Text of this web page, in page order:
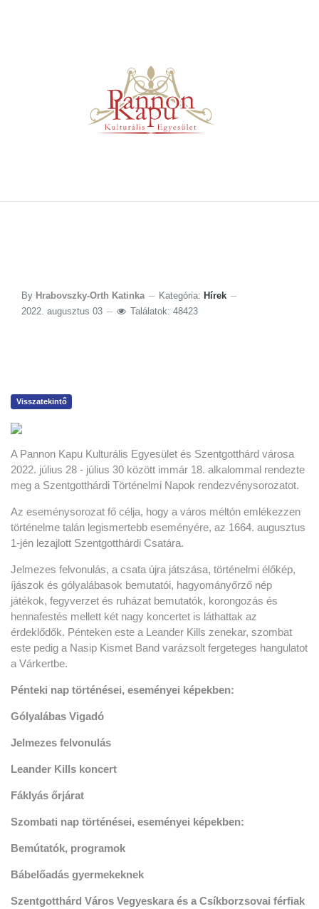
By Hrabovszky-Orth Katinka Kategória: Hírek
2022. augusztus 03
Találatok: 48423
Visszatekintő
A Pannon Kapu Kulturális Egyesület és Szentgotthárd városa
2022. július 28 - július 30 között immár 18. alkalommal rendezte
meg a Szentgotthárdi Történelmi Napok rendezvénysorozatot.
Az eseménysorozat fő célja, hogy a város méltón emlékezzen
történelme talán legismertebb eseményére, az 1664. augusztus
1-jén lezajlott Szentgotthárdi Csatára.
Jelmezes felvonulás, a csata újra játszása, történelmi élőkép,
íjászok és gólyalábasok bemutatói, hagyományőrző nép
játékok, fegyverzet és ruházat bemutatók, korongozás és
hennafestés mellett két nagy koncertet is láthattak az
érdeklődők. Pénteken este a Leander Kills zenekar, szombat
este pedig a Nasip Kismet Band varázsolt fergeteges hangulatot
a Várkertbe.
Pénteki nap történései, eseményei képekben:
Gólyalábas Vigadó
Jelmezes felvonulás
Leander Kills koncert
Fáklyás őrjárat
Szombati nap történései, eseményei képekben:
Bemútatók, programok
Bábelőadás gyermekeknek
Szentgotthárd Város Vegyeskara és a Csíkborzsovai férfiak